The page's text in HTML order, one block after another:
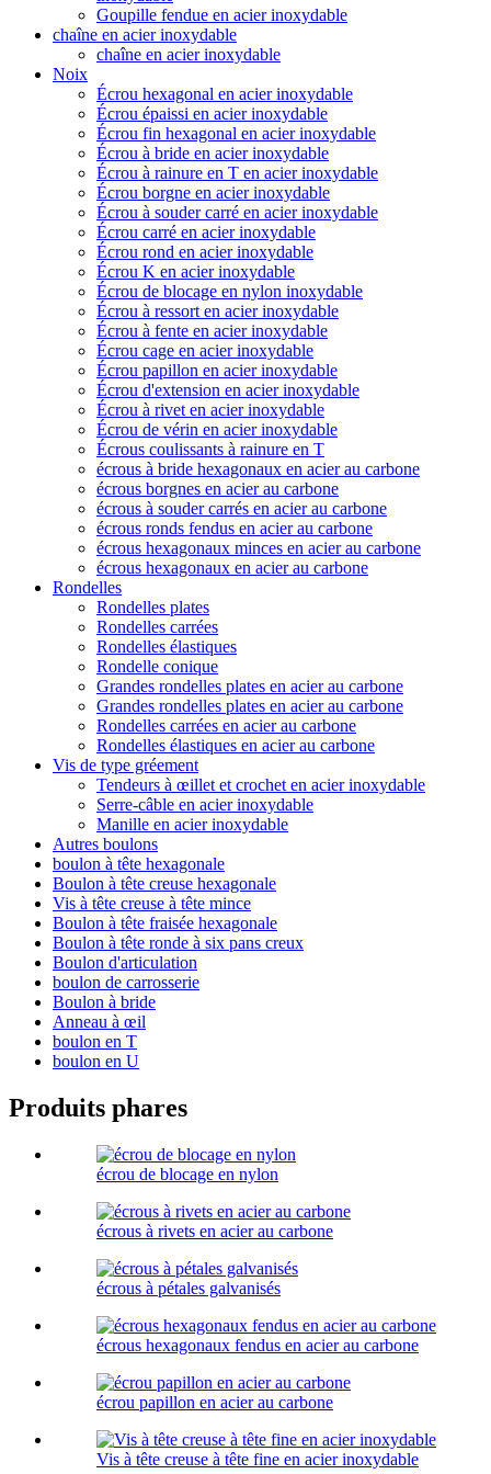
Goupille fendue en acier inoxydable
chaîne en acier inoxydable
chaîne en acier inoxydable
Noix
Écrou hexagonal en acier inoxydable
Écrou épaissi en acier inoxydable
Écrou fin hexagonal en acier inoxydable
Écrou à bride en acier inoxydable
Écrou à rainure en T en acier inoxydable
Écrou borgne en acier inoxydable
Écrou à souder carré en acier inoxydable
Écrou carré en acier inoxydable
Écrou rond en acier inoxydable
Écrou K en acier inoxydable
Écrou de blocage en nylon inoxydable
Écrou à ressort en acier inoxydable
Écrou à fente en acier inoxydable
Écrou cage en acier inoxydable
Écrou papillon en acier inoxydable
Écrou d'extension en acier inoxydable
Écrou à rivet en acier inoxydable
Écrou de vérin en acier inoxydable
Écrous coulissants à rainure en T
écrous à bride hexagonaux en acier au carbone
écrous borgnes en acier au carbone
écrous à souder carrés en acier au carbone
écrous ronds fendus en acier au carbone
écrous hexagonaux minces en acier au carbone
écrous hexagonaux en acier au carbone
Rondelles
Rondelles plates
Rondelles carrées
Rondelles élastiques
Rondelle conique
Grandes rondelles plates en acier au carbone
Grandes rondelles plates en acier au carbone
Rondelles carrées en acier au carbone
Rondelles élastiques en acier au carbone
Vis de type gréement
Tendeurs à œillet et crochet en acier inoxydable
Serre-câble en acier inoxydable
Manille en acier inoxydable
Autres boulons
boulon à tête hexagonale
Boulon à tête creuse hexagonale
Vis à tête creuse à tête mince
Boulon à tête fraisée hexagonale
Boulon à tête ronde à six pans creux
Boulon d'articulation
boulon de carrosserie
Boulon à bride
Anneau à œil
boulon en T
boulon en U
Produits phares
écrou de blocage en nylon
écrous à rivets en acier au carbone
écrous à pétales galvanisés
écrous hexagonaux fendus en acier au carbone
écrou papillon en acier au carbone
Vis à tête creuse à tête fine en acier inoxydable